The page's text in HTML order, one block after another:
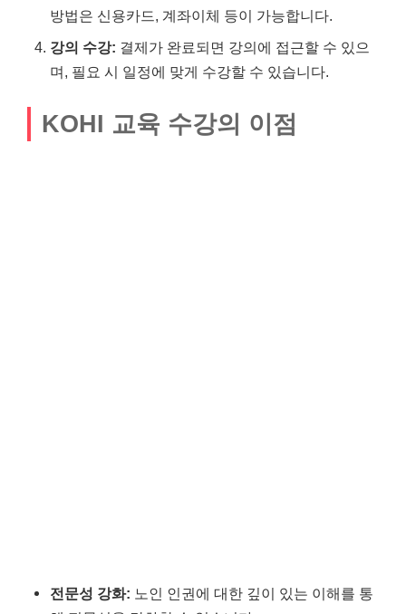
방법은 신용카드, 계좌이체 등이 가능합니다.
강의 수강: 결제가 완료되면 강의에 접근할 수 있으
며, 필요 시 일정에 맞게 수강할 수 있습니다.
KOHI 교육 수강의 이점
전문성 강화: 노인 인권에 대한 깊이 있는 이해를 통